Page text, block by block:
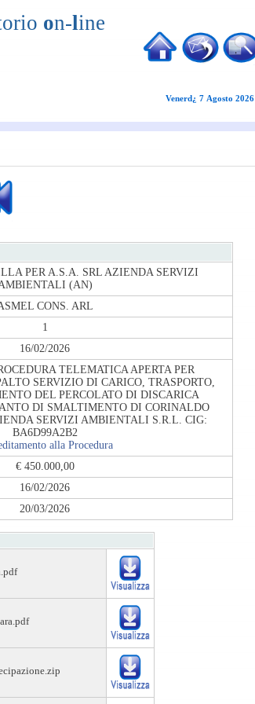
on-line
Venerd¿ 7 Agosto 2026
PER A.S.A. SRL AZIENDA SERVIZI
(AN)
CONS. ARL
1
16/02/2026
TELEMATICA APERTA PER
SERVIZIO DI CARICO, TRASPORTO,
DEL PERCOLATO DI DISCARICA
DI SMALTIMENTO DI CORINALDO
SERVIZI AMBIENTALI S.R.L. CIG:
BA6D99A2B2
alla Procedura
€ 450.000,00
16/02/2026
20/03/2026